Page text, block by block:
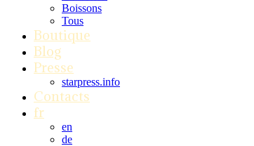
Boissons
Tous
Boutique
Blog
Presse
starpress.info
Contacts
fr
en
de